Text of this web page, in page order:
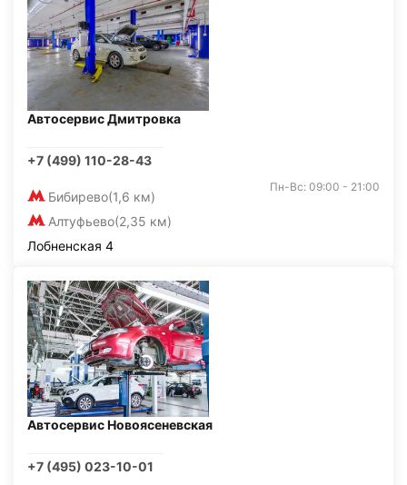
Автосервис Дмитровка
+7 (499) 110-28-43
Бибирево(1,6 км)
Алтуфьево(2,35 км)
Пн-Вс: 09:00 - 21:00
Лобненская 4
Автосервис Новоясеневская
+7 (495) 023-10-01